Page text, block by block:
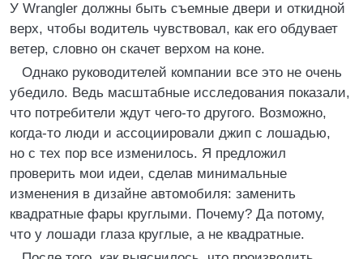
У Wrangler должны быть съемные двери и откидной
верх, чтобы водитель чувствовал, как его обдувает
ветер, словно он скачет верхом на коне.
Однако руководителей компании все это не очень
убедило. Ведь масштабные исследования показали,
что потребители ждут чего-то другого. Возможно,
когда-то люди и ассоциировали джип с лошадью,
но с тех пор все изменилось. Я предложил
проверить мои идеи, сделав минимальные
изменения в дизайне автомобиля: заменить
квадратные фары круглыми. Почему? Да потому,
что у лошади глаза круглые, а не квадратные.